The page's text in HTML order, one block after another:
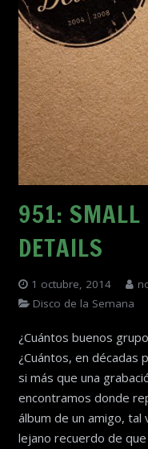
Acerca de
951: SMALL
DETAILS
1 octubre, 2014
Disco de la Semana
¿Cuántos buenos
¿Cuántos, en décadas
si más que una
encontramos donde
álbum de un amigo,
lejano recuerdo de